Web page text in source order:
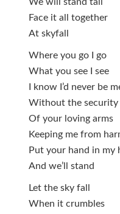
Face it all together
At skyfall
Where you go I go
What you see I see
I know I’d never be
Without the security
Of your loving arms
Keeping me from
Put your hand in my
And we’ll stand
Let the sky fall
When it crumbles